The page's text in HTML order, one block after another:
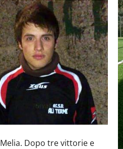
Dopo tre vittorie e